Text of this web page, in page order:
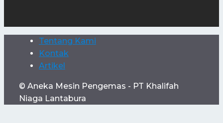
Tentang Kami
Kontak
Artikel
© Aneka Mesin Pengemas - PT Khalifah
Niaga Lantabura